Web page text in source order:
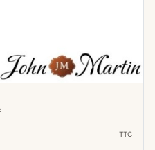
de créer des nuances
réside dans sa
de grandes
TTC